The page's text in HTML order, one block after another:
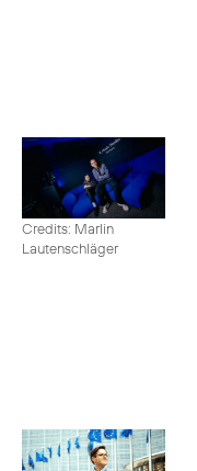
Credits: Marlin
Lautenschläger